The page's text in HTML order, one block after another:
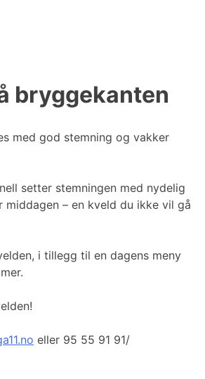
bryggekanten
med god stemning og vakker
setter stemningen med nydelig
middagen – en kveld du ikke vil gå
i tillegg til en dagens meny
eller 95 55 91 91/